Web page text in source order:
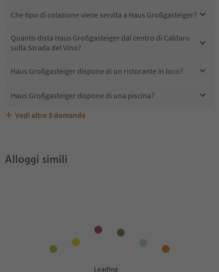
Che tipo di colazione viene servita a Haus Großgasteiger?
Quanto dista Haus Großgasteiger dal centro di Caldaro
sulla Strada del Vino?
Haus Großgasteiger dispone di un ristorante in loco?
Haus Großgasteiger dispone di una piscina?
Haus Großgasteiger accetta animali domestici?
Quali servizi/attività sono disponibili presso Haus
Gli ospiti di Haus Großgasteiger ricevono l'Alto Adige
Vedi altre 3 domande
Alloggi simili